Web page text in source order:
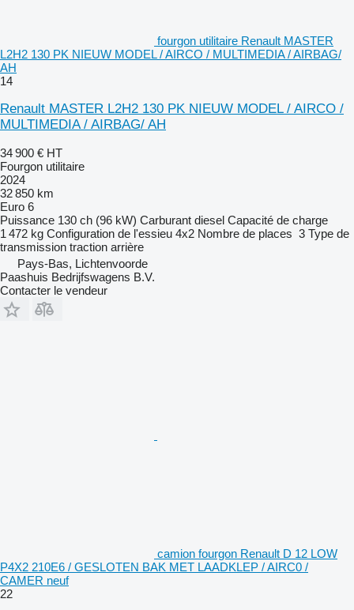
fourgon utilitaire Renault MASTER
L2H2 130 PK NIEUW MODEL / AIRCO / MULTIMEDIA / AIRBAG/
AH
14
Renault MASTER L2H2 130 PK NIEUW MODEL / AIRCO /
MULTIMEDIA / AIRBAG/ AH
34 900 € HT
Fourgon utilitaire
2024
32 850 km
Euro 6
Puissance 130 ch (96 kW) Carburant diesel Capacité de charge
1 472 kg Configuration de l'essieu 4x2 Nombre de places 3 Type de
transmission traction arrière
Pays-Bas, Lichtenvoorde
Paashuis Bedrijfswagens B.V.
Contacter le vendeur
camion fourgon Renault D 12 LOW
P4X2 210E6 / GESLOTEN BAK MET LAADKLEP / AIRC0 /
CAMER neuf
22